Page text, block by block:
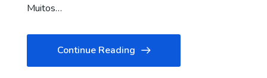
Muitos…
Continue Reading